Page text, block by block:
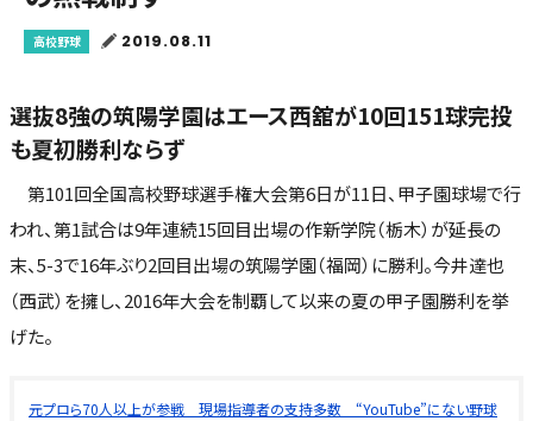
高校野球 2019.08.11
選抜8強の筑陽学園はエース西舘が10回151球完投
も夏初勝利ならず
第101回全国高校野球選手権大会第6日が11日、甲子園球場で行
われ、第1試合は9年連続15回目出場の作新学院（栃木）が延長の
末、5-3で16年ぶり2回目出場の筑陽学園（福岡）に勝利。今井達也
（西武）を擁し、2016年大会を制覇して以来の夏の甲子園勝利を挙
げた。
元プロら70人以上が参戦 現場指導者の支持多数 “YouTube”にない野球